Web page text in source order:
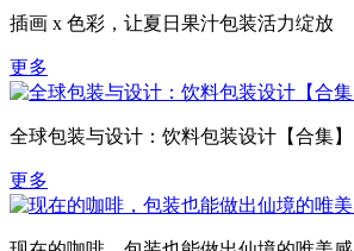
插画 x 色彩，让夏日果汁包装活力绽放
更多
全球包装与设计：饮料包装设计【合集】
更多